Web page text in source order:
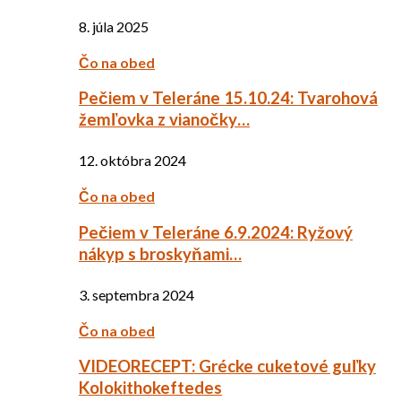
8. júla 2025
Čo na obed
Pečiem v Teleráne 15.10.24: Tvarohová
žemľovka z vianočky…
12. októbra 2024
Čo na obed
Pečiem v Teleráne 6.9.2024: Ryžový
nákyp s broskyňami…
3. septembra 2024
Čo na obed
VIDEORECEPT: Grécke cuketové guľky
Kolokithokeftedes